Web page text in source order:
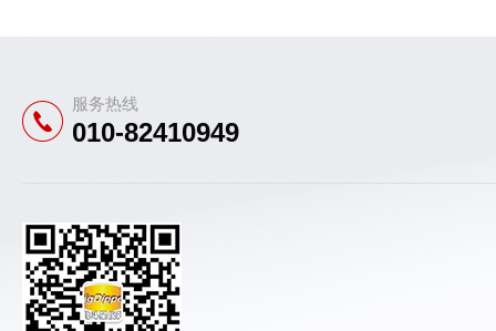
服务热线
010-82410949